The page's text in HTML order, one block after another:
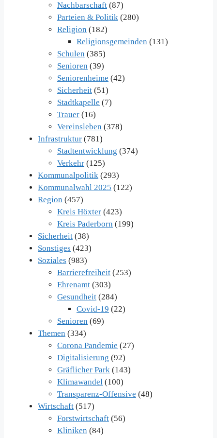
Nachbarschaft (87)
Parteien & Politik (280)
Religion (182)
Religionsgemeinden (131)
Schulen (385)
Senioren (39)
Seniorenheime (42)
Sicherheit (51)
Stadtkapelle (7)
Trauer (16)
Vereinsleben (378)
Infrastruktur (781)
Stadtentwicklung (374)
Verkehr (125)
Kommunalpolitik (293)
Kommunalwahl 2025 (122)
Region (457)
Kreis Höxter (423)
Kreis Paderborn (199)
Sicherheit (38)
Sonstiges (423)
Soziales (983)
Barrierefreiheit (253)
Ehrenamt (303)
Gesundheit (284)
Covid-19 (22)
Senioren (69)
Themen (334)
Corona Pandemie (27)
Digitalisierung (92)
Gräflicher Park (143)
Klimawandel (100)
Transparenz-Offensive (48)
Wirtschaft (517)
Forstwirtschaft (56)
Kliniken (84)